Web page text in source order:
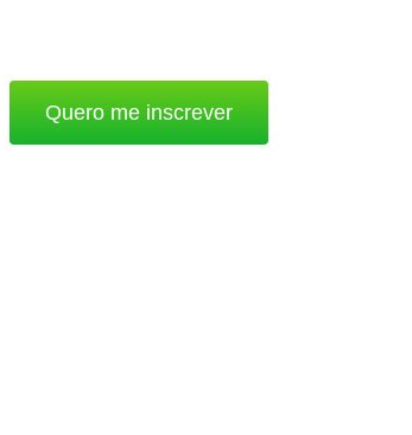
Quero me inscrever